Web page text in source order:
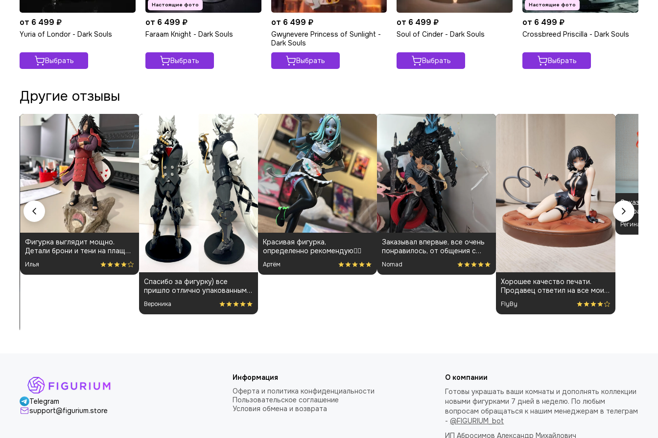
от 6 499 ₽
Yuria of Londor - Dark Souls
Выбрать
от 6 499 ₽
Faraam Knight - Dark Souls
Выбрать
от 6 499 ₽
Gwynevere Princess of Sunlight -
Dark Souls
Выбрать
от 6 499 ₽
Soul of Cinder - Dark Souls
Выбрать
от 6 499 ₽
Crossbreed Priscilla - Dark Souls
Выбрать
Другие отзывы
Фигурка выглядит мощно.
Детали брони и тени на плаще
проработаны аккуратно.
Пришла быстро и без
повреждений. Немного
Илья
Спасибо за фигурку) все
пришло отлично упакованным.
Отдельная благодарность за
покраску модели.
Вероника
Красивая фигурка,
определенно рекомендую👍🏻
Артём
Заказывал впервые, все очень
понравилось, от общения с
менеджарами до фигурки и
покраса
Nomad
Хорошее качество печати.
Продавец ответил на все мои
вопросы и держал меня в
курсе всего процесса.
FlyBy
Заказала
выбрала
Бёрнис.
своих
Регина
Telegram
support@figurium.store
Информация
Оферта и политика конфиденциальности
Пользовательское соглашение
Условия обмена и возврата
О компании
Готовы украшать ваши комнаты и дополнять коллекции
новыми фигурками 7 дней в неделю. По любым
вопросам обращаться к нашим менеджерам в телеграм
-@FIGURIUM_bot
ИП Абросимов АлександрМихайлович